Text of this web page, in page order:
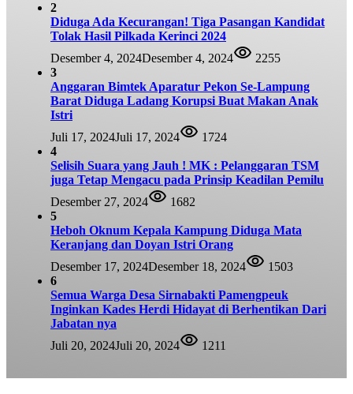
2
Diduga Ada Kecurangan! Tiga Pasangan Kandidat
Tolak Hasil Pilkada Kerinci 2024
Desember 4, 2024Desember 4, 2024
2255
3
Anggaran Bimtek Aparatur Pekon Se-Lampung
Barat Diduga Ladang Korupsi Buat Makan Anak
Istri
Juli 17, 2024Juli 17, 2024
1724
4
Selisih Suara yang Jauh ! MK : Pelanggaran TSM
juga Tetap Mengacu pada Prinsip Keadilan Pemilu
Desember 27, 2024
1682
5
Heboh Oknum Kepala Kampung Diduga Mata
Keranjang dan Doyan Istri Orang
Desember 17, 2024Desember 18, 2024
1503
6
Semua Warga Desa Sirnabakti Pamengpeuk
Inginkan Kades Herdi Hidayat di Berhentikan Dari
Jabatan nya
Juli 20, 2024Juli 20, 2024 1211